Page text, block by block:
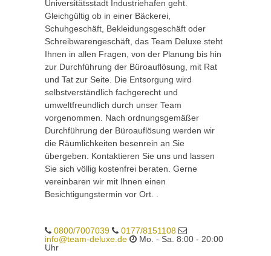
Universitätsstadt Industriehafen geht.
Gleichgültig ob in einer Bäckerei,
Schuhgeschäft, Bekleidungsgeschäft oder
Schreibwarengeschäft, das Team Deluxe steht
Ihnen in allen Fragen, von der Planung bis hin
zur Durchführung der Büroauflösung, mit Rat
und Tat zur Seite. Die Entsorgung wird
selbstverständlich fachgerecht und
umweltfreundlich durch unser Team
vorgenommen. Nach ordnungsgemäßer
Durchführung der Büroauflösung werden wir
die Räumlichkeiten besenrein an Sie
übergeben. Kontaktieren Sie uns und lassen
Sie sich völlig kostenfrei beraten. Gerne
vereinbaren wir mit Ihnen einen
Besichtigungstermin vor Ort. .
0800/7007039
0177/8151108
info@team-deluxe.de
Mo. - Sa. 8:00 - 20:00
Uhr